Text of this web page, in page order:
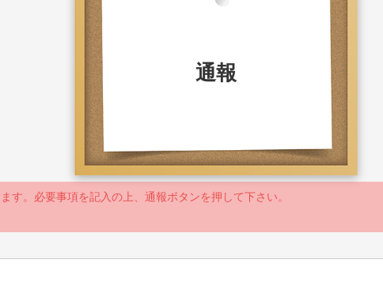
通報
す。必要事項を記入の上、通報ボタンを押して下さい。